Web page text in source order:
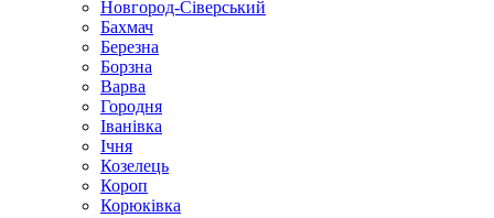
Новгород-Сіверський
Бахмач
Березна
Борзна
Варва
Городня
Іванівка
Ічня
Козелець
Короп
Корюківка